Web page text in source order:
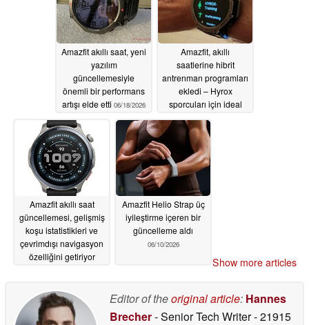
Amazfit akıllı saat, yeni
yazılım
güncellemesiyle
önemli bir performans
artışı elde etti 06/18/2026
Amazfit, akıllı
saatlerine hibrit
antrenman programları
ekledi – Hyrox
sporcuları için ideal
06/16/2026
Amazfit akıllı saat
güncellemesi, gelişmiş
koşu istatistikleri ve
çevrimdışı navigasyon
özelliğini getiriyor
Amazfit Helio Strap üç
iyileştirme içeren bir
güncelleme aldı
06/10/2026
Show more articles
Editor of theoriginal article: Hannes
Brecher- Senior Tech Writer- 21915